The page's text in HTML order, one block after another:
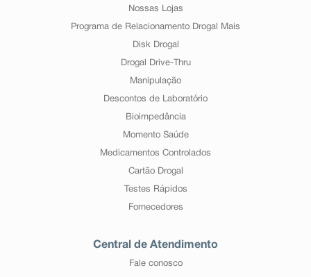
Nossas Lojas
Programa de Relacionamento Drogal Mais
Disk Drogal
Drogal Drive-Thru
Manipulação
Descontos de Laboratório
Bioimpedância
Momento Saúde
Medicamentos Controlados
Cartão Drogal
Testes Rápidos
Fornecedores
Central de Atendimento
Fale conosco